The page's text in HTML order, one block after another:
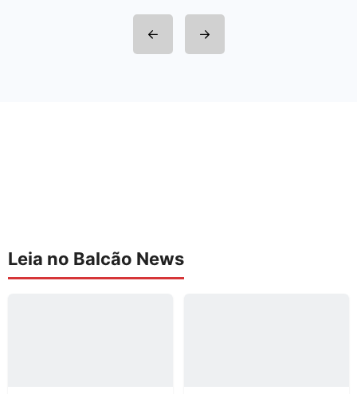
Leia no Balcão News